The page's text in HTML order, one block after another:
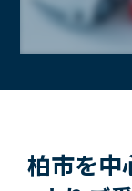
柏市を中